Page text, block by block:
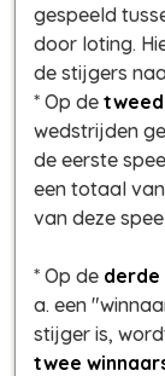
gespeeld
door loting.
de stijgers
* Op de
wedstrijden
de eerste
een totaal
van deze
* Op de derde
a. een
stijger is,
twee